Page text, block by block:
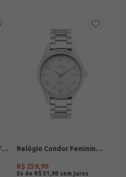
Kit Relógio + Acessório Feminino DOURADO Relógio Condor Feminino PRATA
R$ 259,90
5x de R$ 51 98